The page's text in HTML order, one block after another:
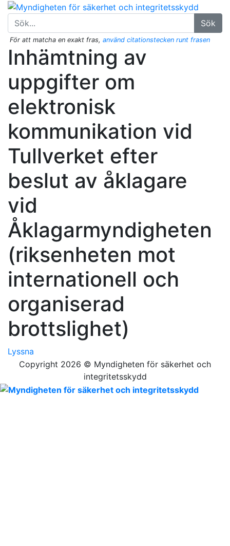
Sök
För att matcha en exakt fras, använd citationstecken runt frasen
Inhämtning av
uppgifter om
elektronisk
kommunikation vid
Tullverket efter
beslut av åklagare
vid
Åklagarmyndigheten
(riksenheten mot
internationell och
organiserad
brottslighet)
Lyssna
Copyright 2026 © Myndigheten för säkerhet och
integritetsskydd